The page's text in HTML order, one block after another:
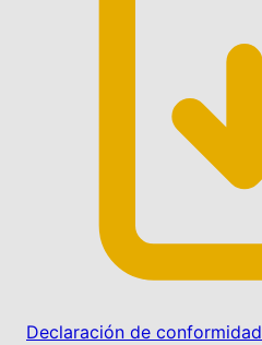
Declaración de conformidad